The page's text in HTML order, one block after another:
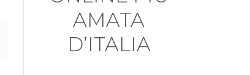
AMATA
D’ITALIA